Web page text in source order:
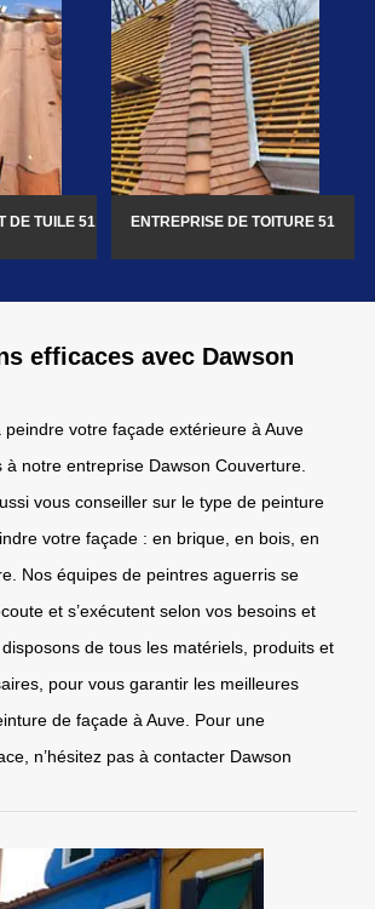
DE TUILE 51 ENTREPRISE DE TOITURE 51
efficaces avec Dawson
peindre votre façade extérieure à Auve
notre entreprise Dawson Couverture.
vous conseiller sur le type de peinture
votre façade : en brique, en bois, en
Nos équipes de peintres aguerris se
et s’exécutent selon vos besoins et
de tous les matériels, produits et
pour vous garantir les meilleures
de façade à Auve. Pour une
n’hésitez pas à contacter Dawson